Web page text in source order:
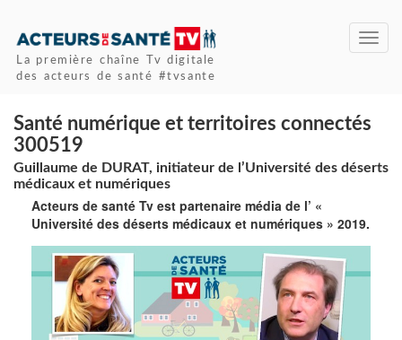
La première chaîne Tv digitale
des acteurs de santé #tvsante
Santé numérique et territoires connectés
300519
Guillaume de DURAT, initiateur de l’Université des déserts
médicaux et numériques
Acteurs de santé Tv est partenaire média de l’ «
Université des déserts médicaux et numériques » 2019.